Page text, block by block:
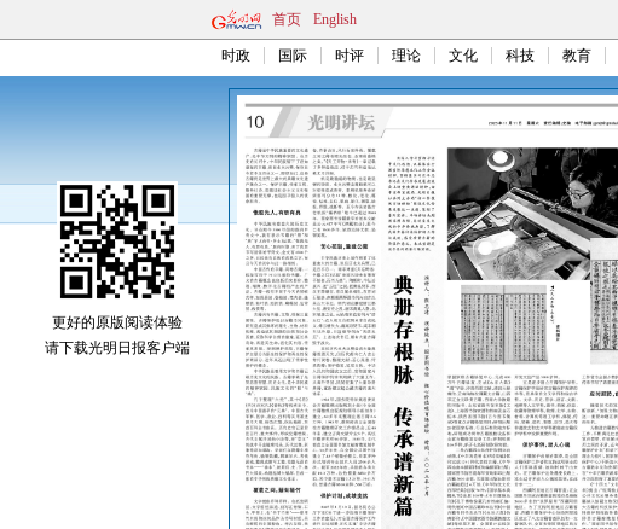
首页 English
时政 国际 时评 理论 文化 科技 教育
更好的原版阅读体验
请下载光明日报客户端